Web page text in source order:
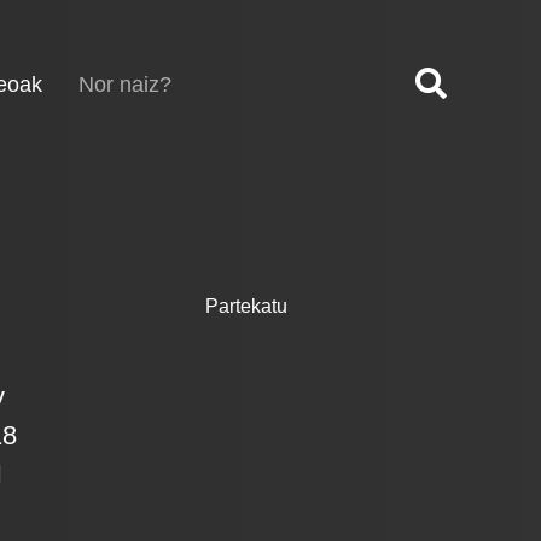
(current)
Nor naiz?
Partekatu